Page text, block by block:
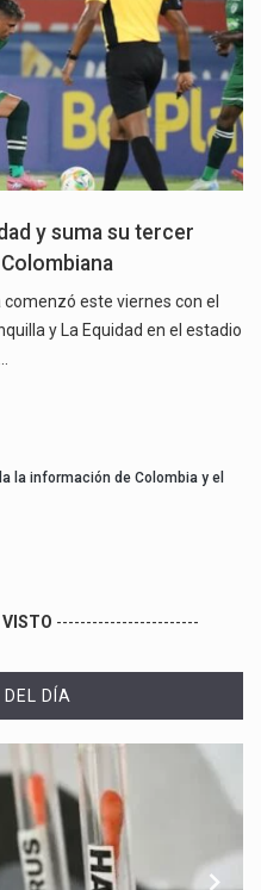
y suma su tercer
comenzó este viernes con el
y La Equidad en el estadio
la información de Colombia y el
VISTO ------------------------
DÍA